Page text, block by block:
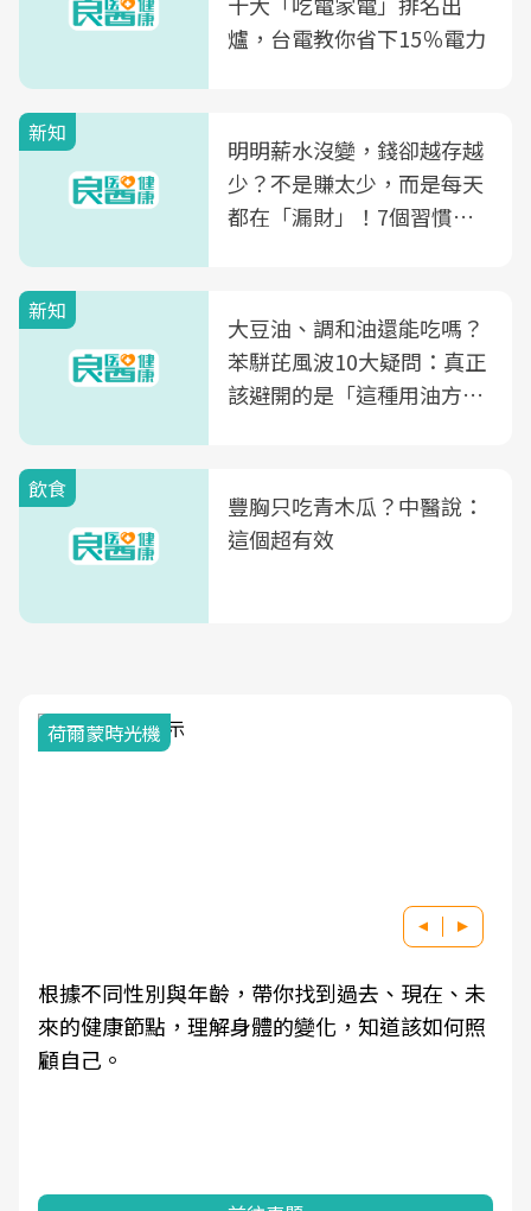
爐，台電教你省下15％電力
新知
明明薪水沒變，錢卻越存越
少？不是賺太少，而是每天
都在「漏財」！7個習慣一
新知
大豆油、調和油還能吃嗎？
苯駢芘風波10大疑問：真正
該避開的是「這種用油方
飲食
豐胸只吃青木瓜？中醫說：
這個超有效
荷爾蒙時光機
根據不同性別與年齡，帶你找到過去、現在、未
來的健康節點，理解身體的變化，知道該如何照
顧自己。